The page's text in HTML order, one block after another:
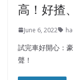
高！好揸
June 6, 2022
試完車好開心：
聲！